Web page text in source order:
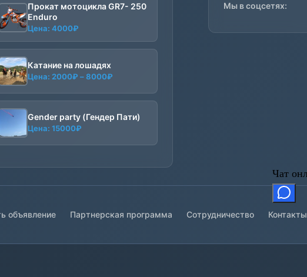
Прокат мотоцикла GR7- 250
Enduro
Цена: 4000₽
Катание на лошадях
Цена: 2000₽ – 8000₽Диапазон
2000₽
8000₽
Gender party (Гендер Пати)
Цена: 15000₽
Мы в соцсетях:
объявление Партнерская программа Сотрудничество Контакты